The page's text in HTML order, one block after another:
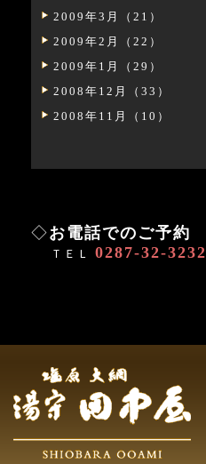
2009年3月（21）
2009年2月（22）
2009年1月（29）
2008年12月（33）
2008年11月（10）
◇お電話でのご予約
ＴＥＬ 0287-32-3232